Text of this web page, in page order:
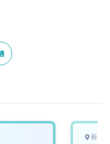
新竹